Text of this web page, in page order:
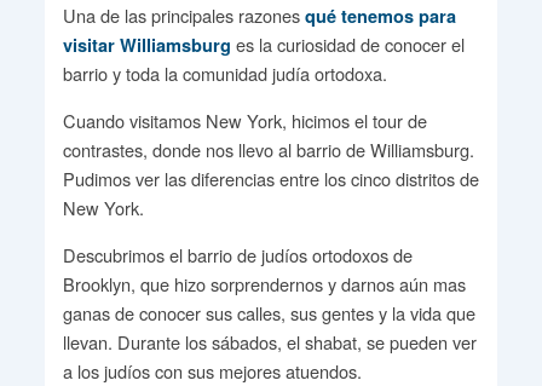
Una de las principales razonesqué tenemos para
visitar Williamsburg es la curiosidad de conocer el
barrio y toda la comunidad judía ortodoxa.
Cuando visitamos New York, hicimos el tour de
contrastes, donde nos llevo al barrio de Williamsburg.
Pudimos ver las diferencias entre los cinco distritos de
New York.
Descubrimos el barrio de judíos ortodoxos de
Brooklyn, que hizo sorprendernos y darnos aún mas
ganas de conocer sus calles, sus gentes y la vida que
llevan. Durante los sábados, el shabat, se pueden ver
a los judíos con sus mejores atuendos.